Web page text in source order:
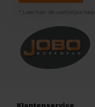
* Lees hier de wettelijke
Klantenservice